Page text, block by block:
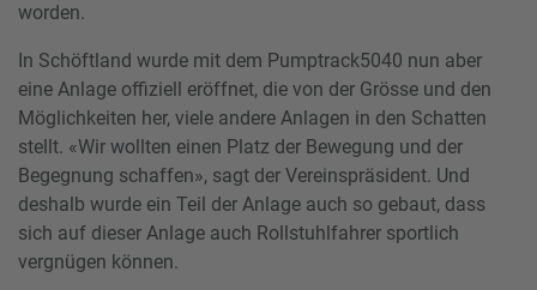
worden.
In Schöftland wurde mit dem Pumptrack5040 nun aber
eine Anlage offiziell eröffnet, die von der Grösse und den
Möglichkeiten her, viele andere Anlagen in den Schatten
stellt. «Wir wollten einen Platz der Bewegung und der
Begegnung schaffen», sagt der Vereinspräsident. Und
deshalb wurde ein Teil der Anlage auch so gebaut, dass
sich auf dieser Anlage auch Rollstuhlfahrer sportlich
vergnügen können.